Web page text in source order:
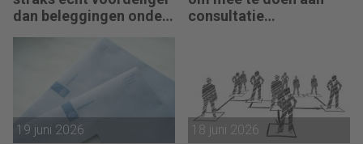
dan beleggingen onder
consultatie
19 juni 2026 18 juni 2026